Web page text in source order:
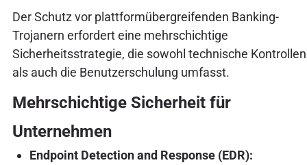
Der Schutz vor plattformübergreifenden Banking-
Trojanern erfordert eine mehrschichtige
Sicherheitsstrategie, die sowohl technische Kontrollen
als auch die Benutzerschulung umfasst.
Mehrschichtige Sicherheit für
Unternehmen
Endpoint Detection and Response (EDR):